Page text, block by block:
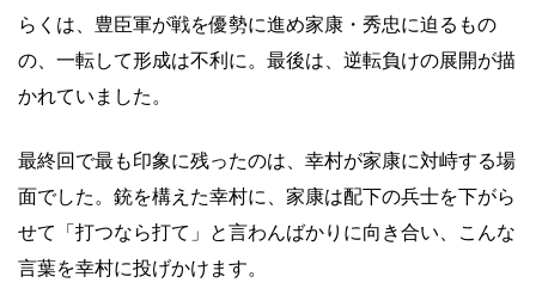
らくは、豊臣軍が戦を優勢に進め家康・秀忠に迫るもの
の、一転して形成は不利に。最後は、逆転負けの展開が描
かれていました。
最終回で最も印象に残ったのは、幸村が家康に対峙する場
面でした。銃を構えた幸村に、家康は配下の兵士を下がら
せて「打つなら打て」と言わんばかりに向き合い、こんな
言葉を幸村に投げかけます。